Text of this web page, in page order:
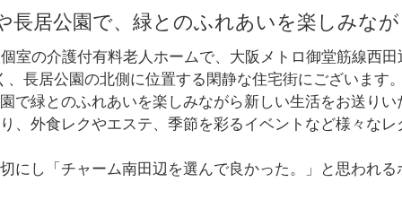
長居公園で、緑とのふれあいを楽しみな
室の介護付有料老人ホームで、大阪メトロ御堂筋線西
長居公園の北側に位置する閑静な住宅街にございます
で緑とのふれあいを楽しみながら新しい生活をお送りい
、外食レクやエステ、季節を彩るイベントなど様々な
にし「チャーム南田辺を選んで良かった。」と思われ